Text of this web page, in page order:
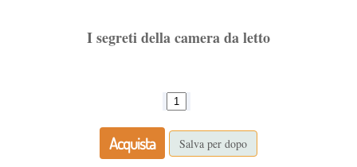
I segreti della camera da letto
Acquista Salva per dopo